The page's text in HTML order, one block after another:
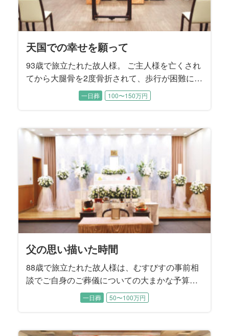
天国での幸せを願って
93歳で旅立たれた故人様。 ご主人様を亡くされ
てから大腿骨を2度骨折されて、歩行が困難にな
ったことから晩年は施設でお暮しでした。 施設
では癒し系の楽しい性格から、ちょっとしたア
たご家族はとても驚かれたそうです。 「コロナ
禍の面会制限でなかなか会うことは出来なかっ
たけれど、やれることは全てやり尽くしまし
た」と喪主を務めるご次女様はおっしゃいまし
た。
一日葬 100〜150万円
父の思い描いた時間
88歳で旅立たれた故人様は、むすびすの事前相
談でご自身のご葬儀についての大まかな予算や
方針についてお決めになられていました。 生前
から奥様と2人の息子様には、「葬儀社に話しは
されていたそうです。 お打ち合わせでは、故人
一日葬 50〜100万円